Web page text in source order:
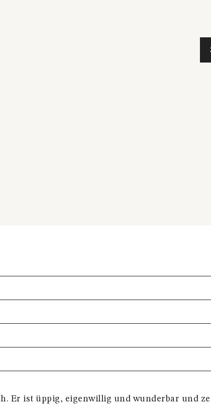
Er ist üppig, eigenwillig und wunderbar und